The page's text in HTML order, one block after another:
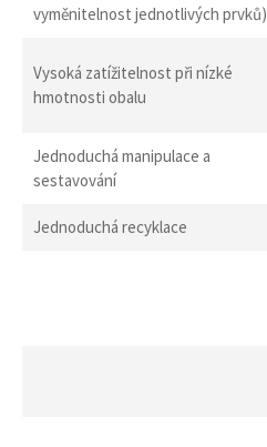
vyměnitelnost jednotlivých prvků)
Vysoká zatížitelnost při nízké
hmotnosti obalu
Jednoduchá manipulace a
sestavování
Jednoduchá recyklace